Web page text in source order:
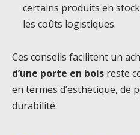
certains produits en
les coûts logistiques.
Ces conseils facilitent un
d’une porte en bois reste
en termes d’esthétique, de
durabilité.